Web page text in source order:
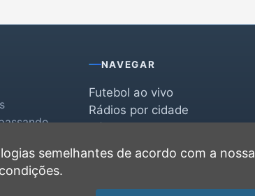
NAVEGAR
Futebol ao vivo
Rádios por cidade
Favoritas
Recentes
semelhantes de acordo com a nossa